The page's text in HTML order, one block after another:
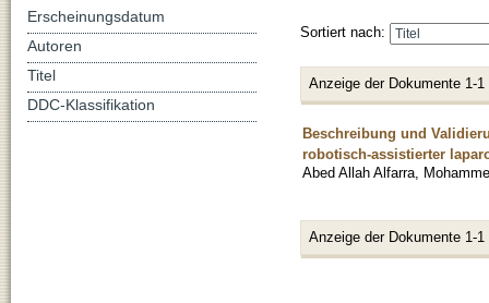
Sortiert nach:
Anzeige der Dokumente 1-1
Beschreibung und
robotisch-assistierter
Abed Allah Alfarra,
Anzeige der Dokumente 1-1
Erscheinungsdatum
Autoren
Titel
DDC-Klassifikation